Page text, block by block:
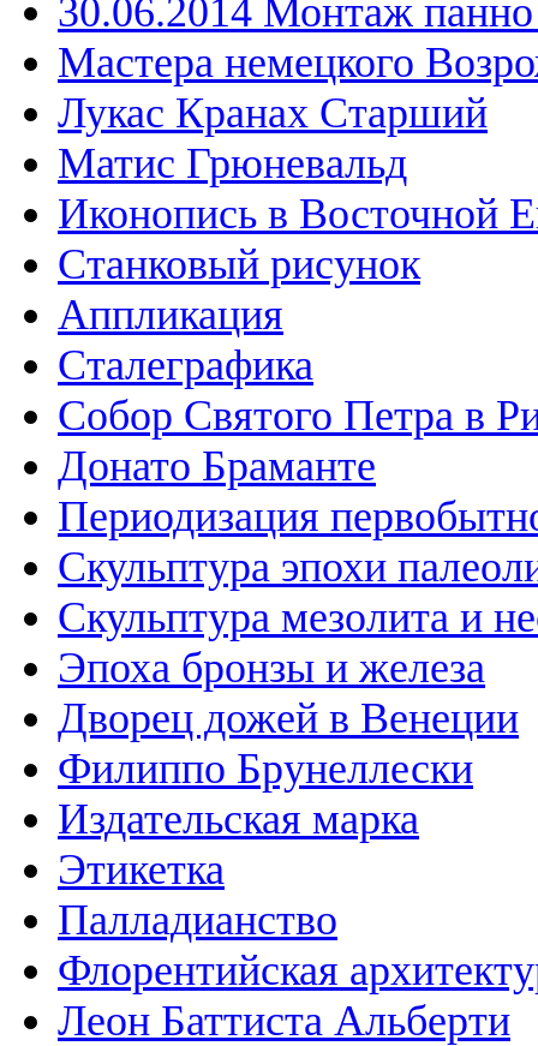
30.06.2014 Монтаж
Мастера немецкого
Лукас Кранах Старший
Матис Грюневальд
Иконопись в Восточной
Станковый рисунок
Аппликация
Сталеграфика
Собор Святого Петра в
Донато Браманте
Периодизация
Скульптура эпохи
Скульптура мезолита и
Эпоха бронзы и железа
Дворец дожей в Венеции
Филиппо Брунеллески
Издательская марка
Этикетка
Палладианство
Флорентийская
Леон Баттиста Альберти